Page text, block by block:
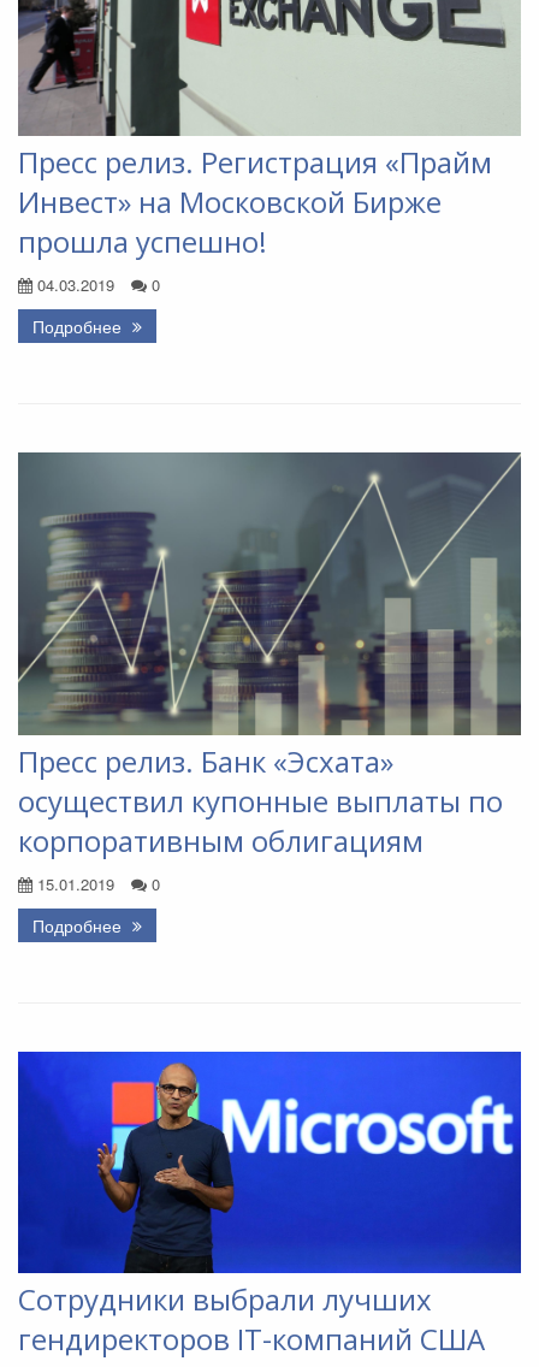
Пресс релиз. Регистрация «Прайм
Инвест» на Московской Бирже
прошла успешно!
04.03.2019 0
Подробнее
Пресс релиз. Банк «Эсхата»
осуществил купонные выплаты по
корпоративным облигациям
15.01.2019 0
Подробнее
Сотрудники выбрали лучших
гендиректоров IT-компаний США